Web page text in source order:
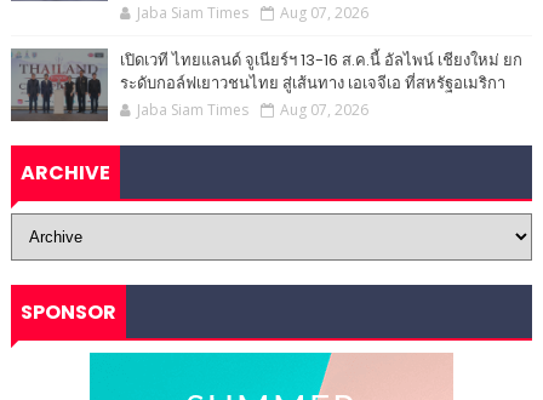
Jaba Siam Times Aug 07, 2026
เปิดเวที ไทยแลนด์ จูเนียร์ฯ 13-16 ส.ค.นี้ อัลไพน์ เชียงใหม่ ยก
ระดับกอล์ฟเยาวชนไทย สู่เส้นทาง เอเจจีเอ ที่สหรัฐอเมริกา
Jaba Siam Times Aug 07, 2026
ARCHIVE
SPONSOR